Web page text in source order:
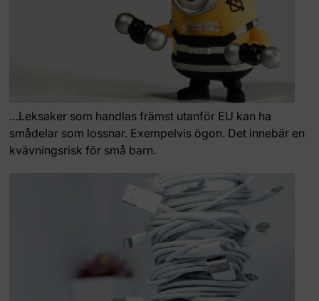
…Leksaker som handlas främst utanför EU kan ha
smådelar som lossnar. Exempelvis ögon. Det innebär en
kvävningsrisk för små barn.